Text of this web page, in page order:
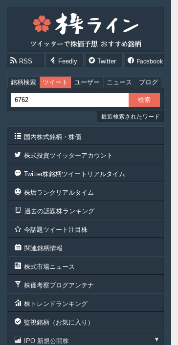
RSS Feedly Twitter Facebook
銘柄検索 ツイート ユーザー ニュース ブログ
最近検索されたワード
国内株式銘柄・株価
株式投資ツイッターアカウント
Twitter株銘柄ツイートリアルタイム
株垢ランクリアルタイム
過去の話題株ランキング
今話題ツイート注目株
関連銘柄情報
株式市場ニュース
株価考察ブログアンテナ
株トレンドランキング
監視銘柄（お気に入り）
IPO 新規公開株